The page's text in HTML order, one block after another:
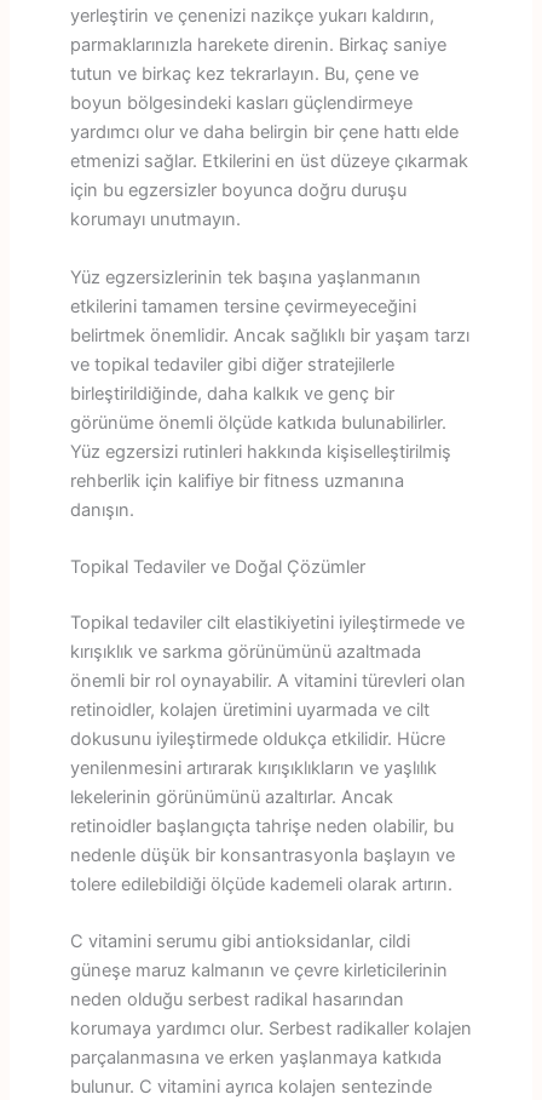
yerleştirin ve çenenizi nazikçe yukarı kaldırın,
parmaklarınızla harekete direnin. Birkaç saniye
tutun ve birkaç kez tekrarlayın. Bu, çene ve
boyun bölgesindeki kasları güçlendirmeye
yardımcı olur ve daha belirgin bir çene hattı elde
etmenizi sağlar. Etkilerini en üst düzeye çıkarmak
için bu egzersizler boyunca doğru duruşu
korumayı unutmayın.
Yüz egzersizlerinin tek başına yaşlanmanın
etkilerini tamamen tersine çevirmeyeceğini
belirtmek önemlidir. Ancak sağlıklı bir yaşam tarzı
ve topikal tedaviler gibi diğer stratejilerle
birleştirildiğinde, daha kalkık ve genç bir
görünüme önemli ölçüde katkıda bulunabilirler.
Yüz egzersizi rutinleri hakkında kişiselleştirilmiş
rehberlik için kalifiye bir fitness uzmanına
danışın.
Topikal Tedaviler ve Doğal Çözümler
Topikal tedaviler cilt elastikiyetini iyileştirmede ve
kırışıklık ve sarkma görünümünü azaltmada
önemli bir rol oynayabilir. A vitamini türevleri olan
retinoidler, kolajen üretimini uyarmada ve cilt
dokusunu iyileştirmede oldukça etkilidir. Hücre
yenilenmesini artırarak kırışıklıkların ve yaşlılık
lekelerinin görünümünü azaltırlar. Ancak
retinoidler başlangıçta tahrişe neden olabilir, bu
nedenle düşük bir konsantrasyonla başlayın ve
tolere edilebildiği ölçüde kademeli olarak artırın.
C vitamini serumu gibi antioksidanlar, cildi
güneşe maruz kalmanın ve çevre kirleticilerinin
neden olduğu serbest radikal hasarından
korumaya yardımcı olur. Serbest radikaller kolajen
parçalanmasına ve erken yaşlanmaya katkıda
bulunur. C vitamini ayrıca kolajen sentezinde